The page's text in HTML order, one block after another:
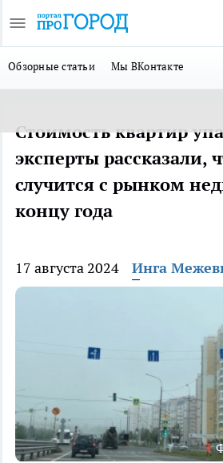
Обзорные статьи Мы ВКонтакте
Стоимость квартир
эксперты рассказали,
случится с рынком
концу года
17 августа 2024 Инга